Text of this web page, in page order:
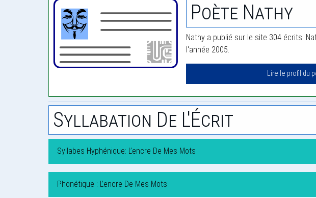
Poète Nathy
Nathy a publié sur le site 304 écrits.
l'année 2005.
Lire le profil du
Syllabation De L'Écrit
Syllabes Hyphénique: L’encre De Mes Mots
Phonétique : L’encre De Mes Mots